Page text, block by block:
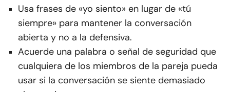
Usa frases de «yo siento» en lugar de «tú
siempre» para mantener la conversación
abierta y no a la defensiva.
Acuerde una palabra o señal de seguridad que
cualquiera de los miembros de la pareja pueda
usar si la conversación se siente demasiado